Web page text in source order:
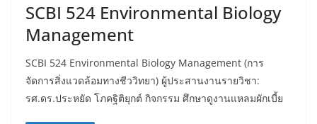
SCBI 524 Environmental Biology
Management
SCBI 524 Environmental Biology Management (การ
จัดการสิ่งแวดล้อมทางชีววิทยา) ผู้ประสานงานรายวิชา:
รศ.ดร.ประหยัด โภคฐิติยุกต์ กิจกรรม ศึกษาดูงานแหลมผักเบี้ย